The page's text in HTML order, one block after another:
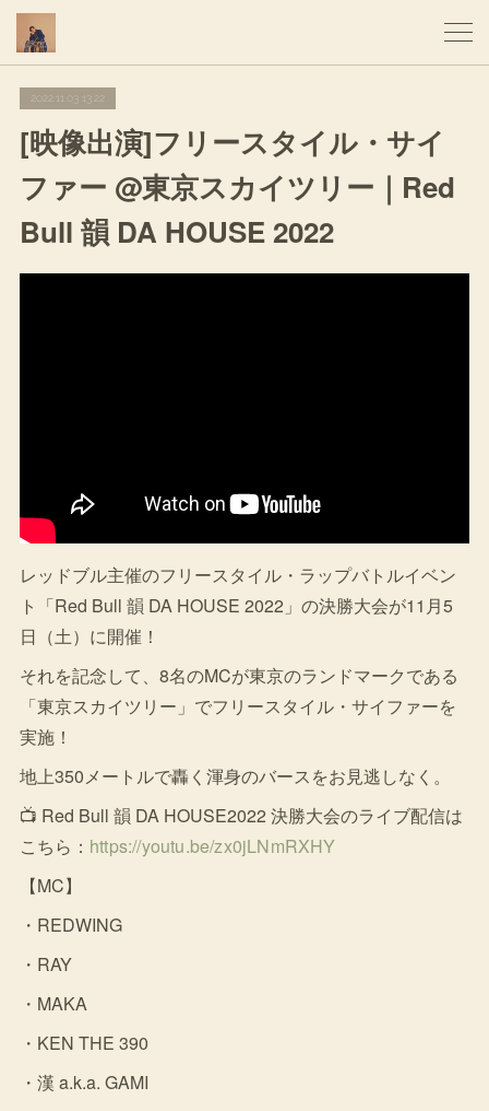
2022.11.03 13:22
[映像出演]フリースタイル・サイ
ファー @東京スカイツリー｜Red
Bull 韻 DA HOUSE 2022
レッドブル主催のフリースタイル・ラップバトルイベン
ト「Red Bull 韻 DA HOUSE 2022」の決勝大会が11月5
日（土）に開催！
それを記念して、8名のMCが東京のランドマークである
「東京スカイツリー」でフリースタイル・サイファーを
実施！
地上350メートルで轟く渾身のバースをお見逃しなく。
📺 Red Bull 韻 DA HOUSE2022 決勝大会のライブ配信は
こちら： https://youtu.be/zx0jLNmRXHY
【MC】
・REDWING
・RAY
・MAKA
・KEN THE 390
・漢 a.k.a. GAMI